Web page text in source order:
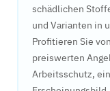
schädlichen
und Varianten in
Profitieren Sie
preiswerten
Arbeitsschutz,